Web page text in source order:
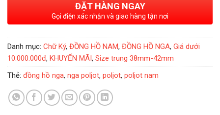
ĐẶT HÀNG NGAY
Gọi điện xác nhận và giao hàng tận nơi
Danh mục: Chữ Ký, ĐỒNG HỒ NAM, ĐỒNG HỒ NGA, Giá dưới
10.000.000đ, KHUYẾN MÃI, Size trung 38mm-42mm
Thẻ: đồng hồ nga, nga poljot, poljot, poljot nam